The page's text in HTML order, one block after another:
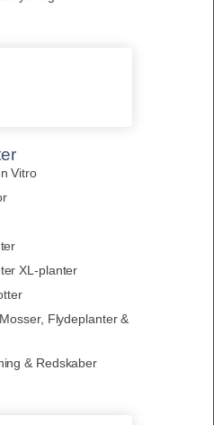
Vitro
XL-planter
Flydeplanter &
& Redskaber